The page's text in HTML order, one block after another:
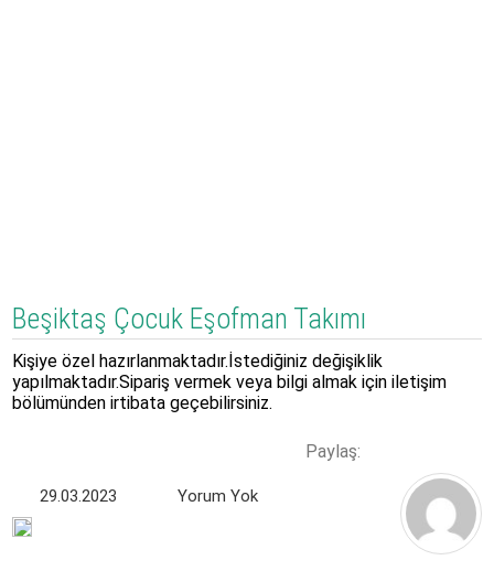
Beşiktaş Çocuk Eşofman Takımı
Kişiye özel hazırlanmaktadır.İstediğiniz değişiklik
yapılmaktadır.Sipariş vermek veya bilgi almak için iletişim
bölümünden irtibata geçebilirsiniz.
Paylaş:
29.03.2023 Yorum Yok